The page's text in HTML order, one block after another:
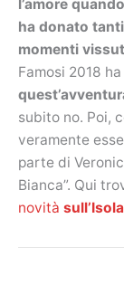
l’amore
ha donato
momenti
Famosi 2018
subito no. Poi,
veramente
parte di
Bianca”. Qui
novità